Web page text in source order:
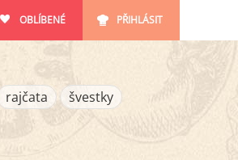
OBLÍBENÉ PŘIHLÁSIT
rajčata
švestky